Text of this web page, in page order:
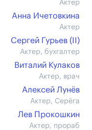
Актер
Анна Ичетовкина
Актер
Сергей Гурьев (II)
Актер, бухгалтер
Виталий Кулаков
Актер, врач
Алексей Лунёв
Актер, Серёга
Лев Прокошкин
Актер, прораб